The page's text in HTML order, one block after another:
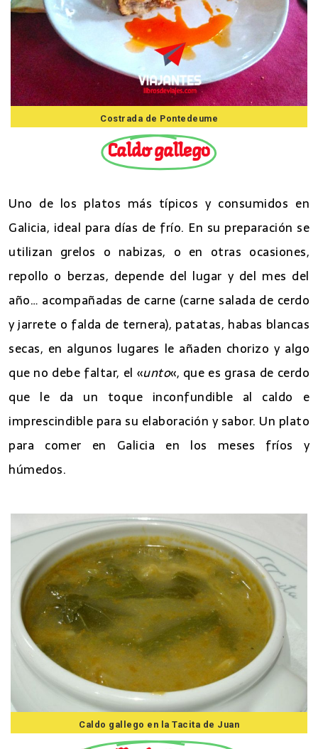
Costrada de Pontedeume
Caldo gallego
Uno de los platos más típicos y consumidos en
Galicia, ideal para días de frío. En su preparación se
utilizan grelos o nabizas, o en otras ocasiones,
repollo o berzas, depende del lugar y del mes del
año… acompañadas de carne (carne salada de cerdo
y jarrete o falda de ternera), patatas, habas blancas
secas, en algunos lugares le añaden chorizo y algo
que no debe faltar, el «unto«, que es grasa de cerdo
que le da un toque inconfundible al caldo e
imprescindible para su elaboración y sabor. Un plato
para comer en Galicia en los meses fríos y
húmedos.
Caldo gallego en la Tacita de Juan